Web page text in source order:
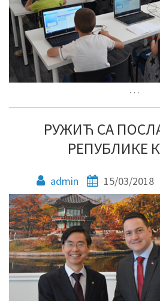
…
РУЖИЋ СА
РЕПУБЛИКЕ
admin 15/03/2018